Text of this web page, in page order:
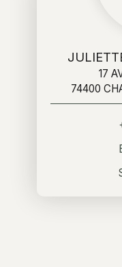
17
74400